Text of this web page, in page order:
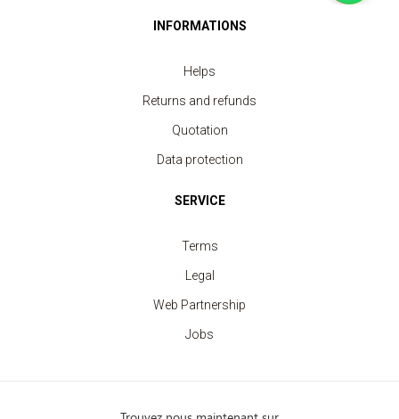
INFORMATIONS
Helps
Returns and refunds
Quotation
Data protection
SERVICE
Terms
Legal
Web Partnership
Jobs